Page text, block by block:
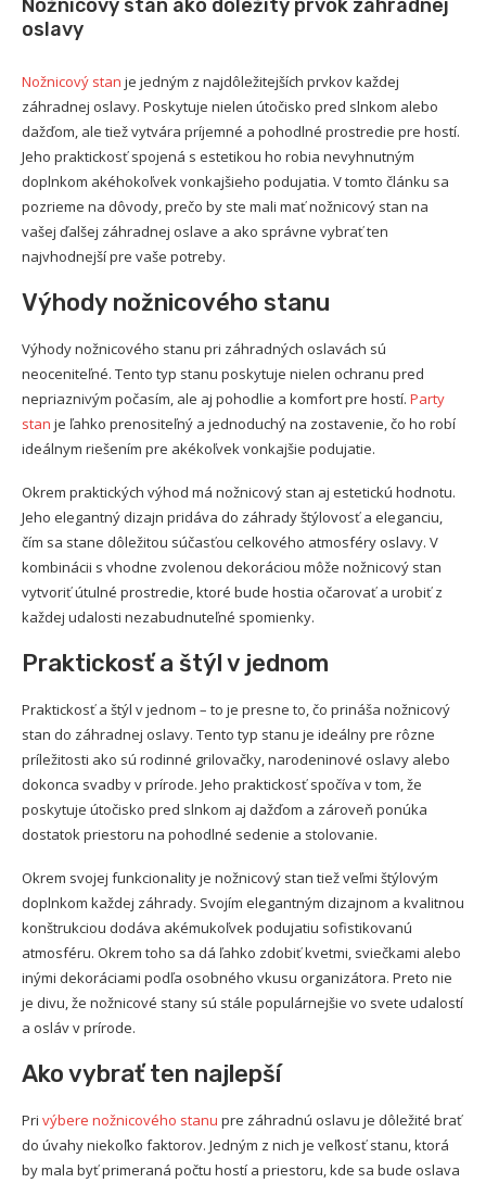
Nožnicový stan ako dôležitý prvok záhradnej
oslavy
Nožnicový stan je jedným z najdôležitejších prvkov každej
záhradnej oslavy. Poskytuje nielen útočisko pred slnkom alebo
dažďom, ale tiež vytvára príjemné a pohodlné prostredie pre hostí.
Jeho praktickosť spojená s estetikou ho robia nevyhnutným
doplnkom akéhokoľvek vonkajšieho podujatia. V tomto článku sa
pozrieme na dôvody, prečo by ste mali mať nožnicový stan na
vašej ďalšej záhradnej oslave a ako správne vybrať ten
najvhodnejší pre vaše potreby.
Výhody nožnicového stanu
Výhody nožnicového stanu pri záhradných oslavách sú
neoceniteľné. Tento typ stanu poskytuje nielen ochranu pred
nepriaznivým počasím, ale aj pohodlie a komfort pre hostí. Party
stan je ľahko prenositeľný a jednoduchý na zostavenie, čo ho robí
ideálnym riešením pre akékoľvek vonkajšie podujatie.
Okrem praktických výhod má nožnicový stan aj estetickú hodnotu.
Jeho elegantný dizajn pridáva do záhrady štýlovosť a eleganciu,
čím sa stane dôležitou súčasťou celkového atmosféry oslavy. V
kombinácii s vhodne zvolenou dekoráciou môže nožnicový stan
vytvoriť útulné prostredie, ktoré bude hostia očarovať a urobiť z
každej udalosti nezabudnuteľné spomienky.
Praktickosť a štýl v jednom
Praktickosť a štýl v jednom – to je presne to, čo prináša nožnicový
stan do záhradnej oslavy. Tento typ stanu je ideálny pre rôzne
príležitosti ako sú rodinné grilovačky, narodeninové oslavy alebo
dokonca svadby v prírode. Jeho praktickosť spočíva v tom, že
poskytuje útočisko pred slnkom aj dažďom a zároveň ponúka
dostatok priestoru na pohodlné sedenie a stolovanie.
Okrem svojej funkcionality je nožnicový stan tiež veľmi štýlovým
doplnkom každej záhrady. Svojím elegantným dizajnom a kvalitnou
konštrukciou dodáva akémukoľvek podujatiu sofistikovanú
atmosféru. Okrem toho sa dá ľahko zdobiť kvetmi, sviečkami alebo
inými dekoráciami podľa osobného vkusu organizátora. Preto nie
je divu, že nožnicové stany sú stále populárnejšie vo svete udalostí
a osláv v prírode.
Ako vybrať ten najlepší
Pri výbere nožnicového stanu pre záhradnú oslavu je dôležité brať
do úvahy niekoľko faktorov. Jedným z nich je veľkosť stanu, ktorá
by mala byť primeraná počtu hostí a priestoru, kde sa bude oslava